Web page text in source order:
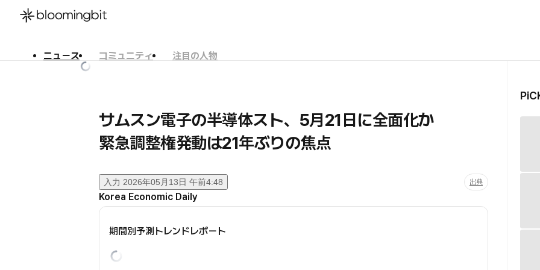
ニュース コミュニティ
注目の人物
サムスン電子の半導体スト、5月21日に全面化か
緊急調整権発動は21年ぶりの焦点
入力 2026年05月13日 午前4:48 出典
Korea Economic Daily
期間別予測トレンドレポート